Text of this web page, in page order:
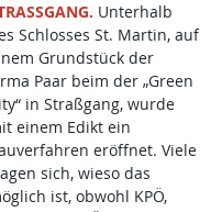
Unterhalb
Schlosses St. Martin, auf
Grundstück der
Paar beim der „Green
in Straßgang, wurde
einem Edikt ein
eröffnet. Viele
sich, wieso das
ist, obwohl KPÖ,